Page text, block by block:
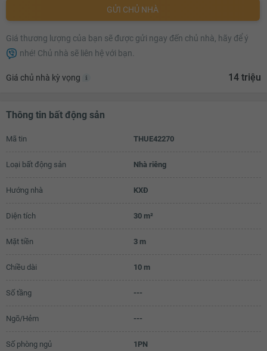
11.8 triệu
12.4 triệu
12.5 triệu
13 triệu
13.1 triệu
13.2 triệu
GỬI CHỦ NHÀ
Giá thương lượng của bạn sẽ được gửi ngay đến chủ nhà, hãy để ý
nhé! Chủ nhà sẽ liên hệ với bạn.
Giá chủ nhà kỳ vọng 14 triệu
Thông tin bất động sản
Mã tin THUE42270
Loại bất động sản Nhà riêng
Hướng nhà KXĐ
Diện tích 30 m²
Mặt tiền 3 m
Chiều dài 10 m
Số tầng ---
Ngõ/Hẻm ---
Số phòng ngủ 1PN